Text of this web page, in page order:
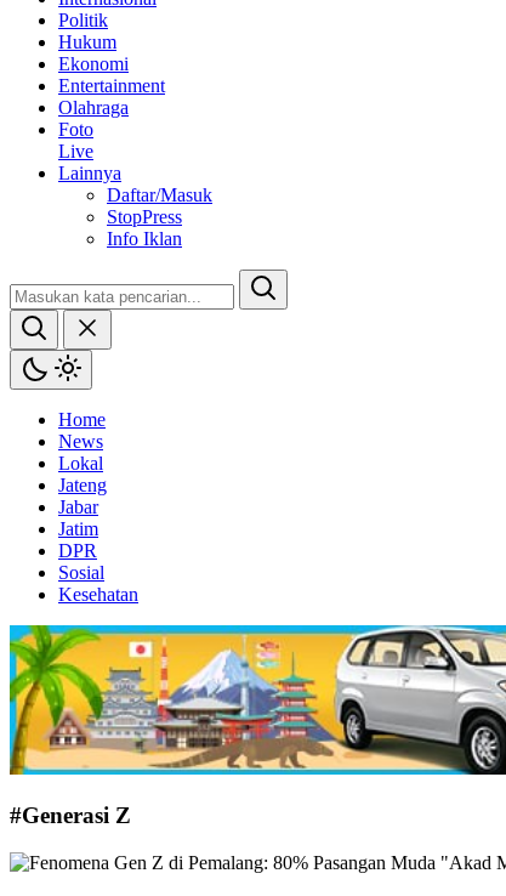
Politik
Hukum
Ekonomi
Entertainment
Olahraga
Foto
Live
Lainnya
Daftar/Masuk
StopPress
Info Iklan
Home
News
Lokal
Jateng
Jabar
Jatim
DPR
Sosial
Kesehatan
#Generasi Z